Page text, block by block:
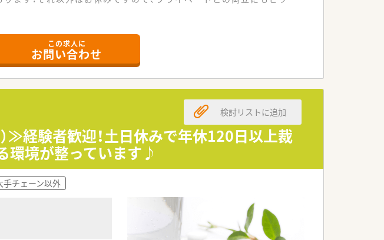
いことがあっても丁寧に教えて頂けます。薬局経営にも協力的
この求人に
お問い合わせ
≫経験者歓迎！土日休みで年休120日以上裁
環境が整っています♪
検討リストに追加
手チェーン以外